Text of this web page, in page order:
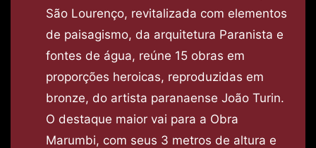
São Lourenço, revitalizada com elementos
de paisagismo, da arquitetura Paranista e
fontes de água, reúne 15 obras em
proporções heroicas, reproduzidas em
bronze, do artista paranaense João Turin.
O destaque maior vai para a Obra
Marumbi, com seus 3 metros de altura e